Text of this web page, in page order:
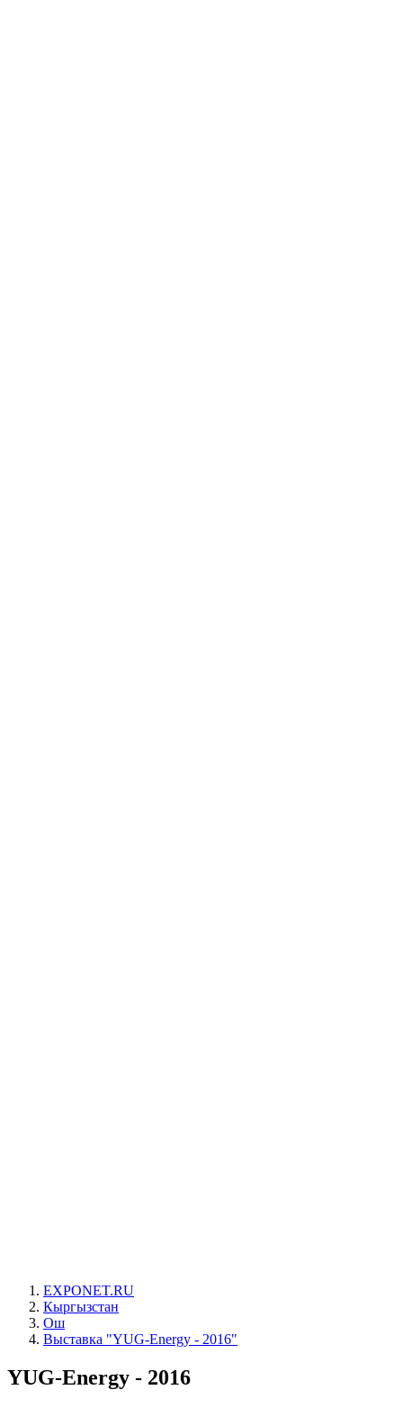
EXPONET.RU
Кыргызстан
Ош
Выставка "YUG-Energy - 2016"
YUG-Energy - 2016